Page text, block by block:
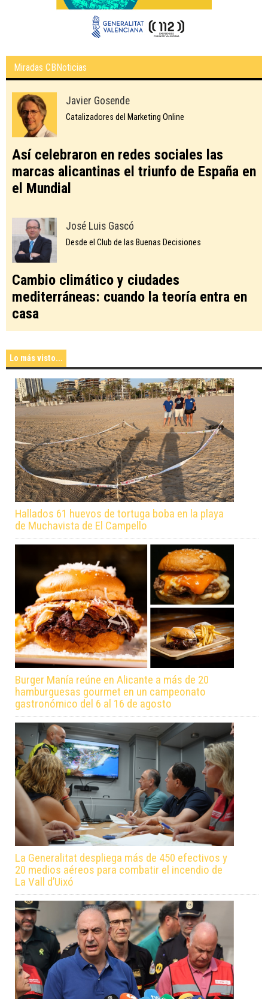
Miradas CBNoticias
Javier Gosende
Catalizadores del Marketing Online
Así celebraron en redes sociales las
marcas alicantinas el triunfo de España en
el Mundial
José Luis Gascó
Desde el Club de las Buenas Decisiones
Cambio climático y ciudades
mediterráneas: cuando la teoría entra en
casa
Lo más visto...
Hallados 61 huevos de tortuga boba en la playa
de Muchavista de El Campello
Burger Manía reúne en Alicante a más de 20
hamburguesas gourmet en un campeonato
gastronómico del 6 al 16 de agosto
La Generalitat despliega más de 450 efectivos y
20 medios aéreos para combatir el incendio de
La Vall d’Uixó